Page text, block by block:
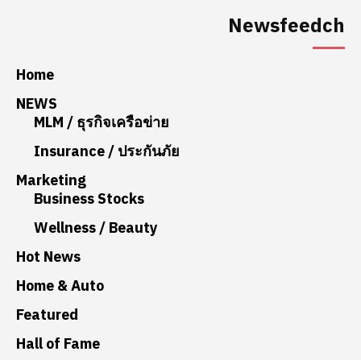
Newsfeedch
Home
NEWS
MLM / ธุรกิจเครือข่าย
Insurance / ประกันภัย
Marketing
Business Stocks
Wellness / Beauty
Hot News
Home & Auto
Featured
Hall of Fame